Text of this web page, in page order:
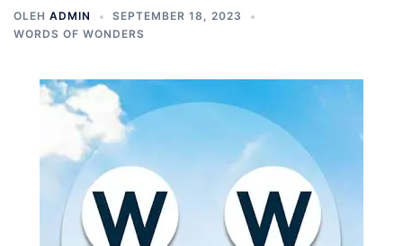
OLEH ADMIN
SEPTEMBER 18, 2023
WORDS OF WONDERS